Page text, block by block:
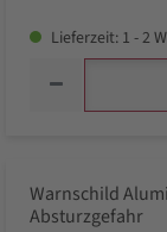
Lieferzeit: 1 - 2
Warnschild
Absturzgefahr